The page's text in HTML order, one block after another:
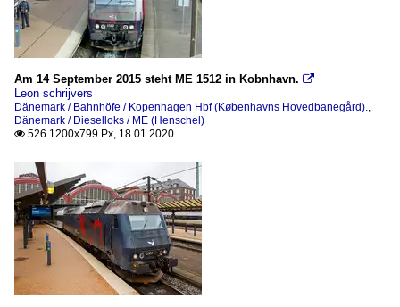
Am 14 September 2015 steht ME 1512 in Kobnhavn. 
Leon schrijvers
Dänemark / Bahnhöfe / Kopenhagen Hbf (Københavns Hovedbanegård).,
Dänemark / Dieselloks / ME (Henschel)
 526 1200x799 Px, 18.01.2020